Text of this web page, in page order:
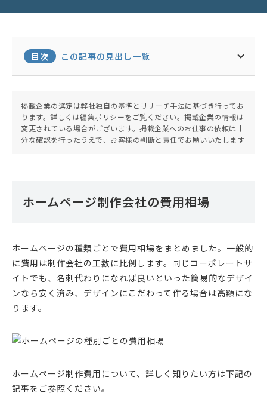
目次 この記事の見出し一覧
掲載企業の選定は弊社独自の基準とリサーチ手法に基づき行ってお
ります。詳しくは編集ポリシーをご覧ください。掲載企業の情報は
変更されている場合がございます。掲載企業へのお仕事の依頼は十
分な確認を行ったうえで、お客様の判断と責任でお願いいたします
ホームページ制作会社の費用相場
ホームページの種類ごとで費用相場をまとめました。一般的
に費用は制作会社の工数に比例します。同じコーポレートサ
イトでも、名刺代わりになれば良いといった簡易的なデザイ
ンなら安く済み、デザインにこだわって作る場合は高額にな
ります。
ホームページ制作費用について、詳しく知りたい方は下記の
記事をご参照ください。